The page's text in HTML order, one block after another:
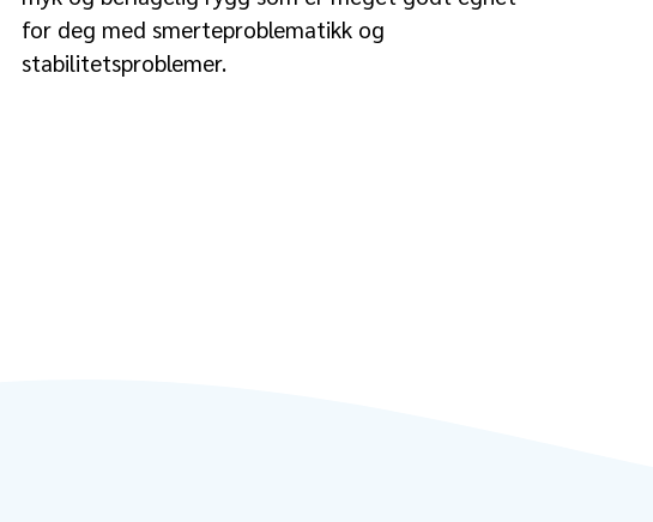
for deg med smerteproblematikk og
stabilitetsproblemer.